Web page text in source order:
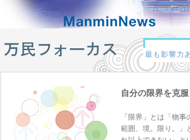
自分の限界を克服
「限界」とは「物
範囲、境。限り。」